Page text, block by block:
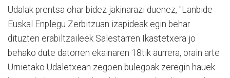
Udalak prentsa ohar bidez jakinarazi duenez, "Lanbide
Euskal Enplegu Zerbitzuan izapideak egin behar
dituzten erabiltzaileek Salestarren Ikastetxera jo
behako dute datorren ekainaren 18tik aurrera, orain arte
Urnietako Udaletxean zegoen bulegoak zeregin hauek